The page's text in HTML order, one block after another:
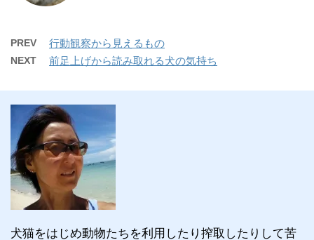
PREV 行動観察から見えるもの
NEXT 前足上げから読み取れる犬の気持ち
犬猫をはじめ動物たちを利用したり搾取したりして苦